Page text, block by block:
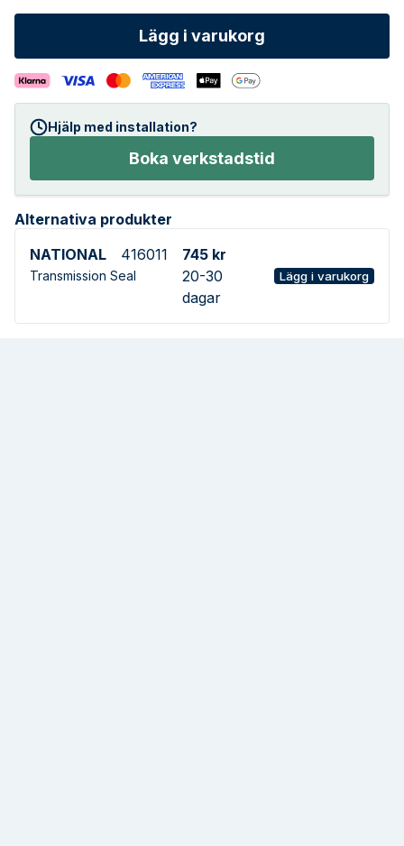
Lägg i varukorg
Hjälp med installation?
Boka verkstadstid
Alternativa produkter
NATIONAL
416011
Transmission Seal
745 kr
20-30
dagar
Lägg i varukorg